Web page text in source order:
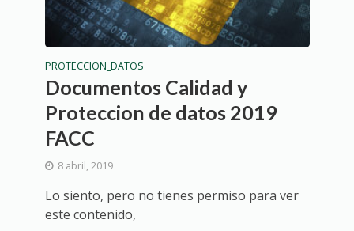
PROTECCION_DATOS
Documentos Calidad y
Proteccion de datos 2019
FACC
8 abril, 2019
Lo siento, pero no tienes permiso para ver
este contenido,